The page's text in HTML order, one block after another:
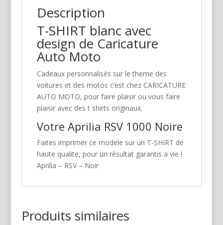
Description
T-SHIRT blanc avec
design de Caricature
Auto Moto
Cadeaux personnalisés sur le theme des
voitures et des motos c’est chez CARICATURE
AUTO MOTO, pour faire plaisir ou vous faire
plaisir avec des t shirts originaux.
Votre Aprilia RSV 1000 Noire
Faites imprimer ce modele sur un T-SHIRT de
haute qualite, pour un résultat garantis a vie !
Aprilia – RSV – Noir
Produits similaires